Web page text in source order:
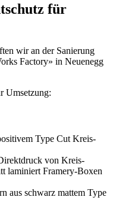
für
wir an der Sanierung
Factory» in Neuenegg
Umsetzung:
Type Cut Kreis-
von Kreis-
laminiert Framery-Boxen
aus schwarz mattem Type